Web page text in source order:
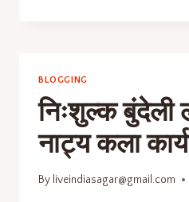
BLOGGING
निःशुल्क बुंदेली
नाट्य कला
By liveindiasagar@gmail.com